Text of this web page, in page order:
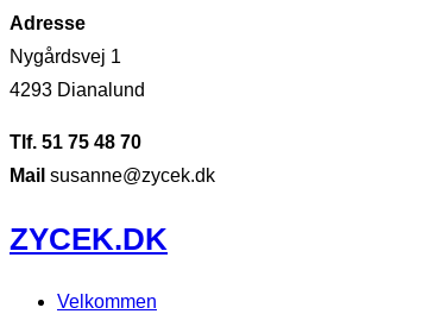
Adresse
Nygårdsvej 1
4293 Dianalund
Tlf. 51 75 48 70
Mail susanne@zycek.dk
Videre
til
indhold
ZYCEK.DK
Velkommen